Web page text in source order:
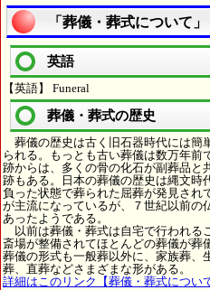
「葬儀・葬式について
英語
【英語】 Funeral
葬儀・葬式の歴史
葬儀の歴史は古く旧石器時代には簡
られる。もっとも古い葬儀は数万年前
跡からは、多くの骨の化石が副葬品と
跡もある。日本の葬儀の歴史は縄文時
負った状態で葬られた屈葬が発見され
が主流になっているが、７世紀以前の
あったようである。
以前は葬儀・葬式は自宅で行われる
斎場が整備されてほとんどの葬儀が葬
葬儀の形式も一般葬以外に、家族葬、
葬、直葬などさまざまな形がある。
詳細はこのリンク【葬儀・葬式につい